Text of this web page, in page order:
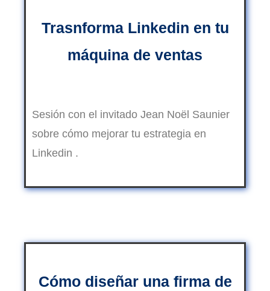
Trasnforma Linkedin en tu
máquina de ventas
Sesión con el invitado Jean Noël Saunier
sobre cómo mejorar tu estrategia en
Linkedin .
Cómo diseñar una firma de